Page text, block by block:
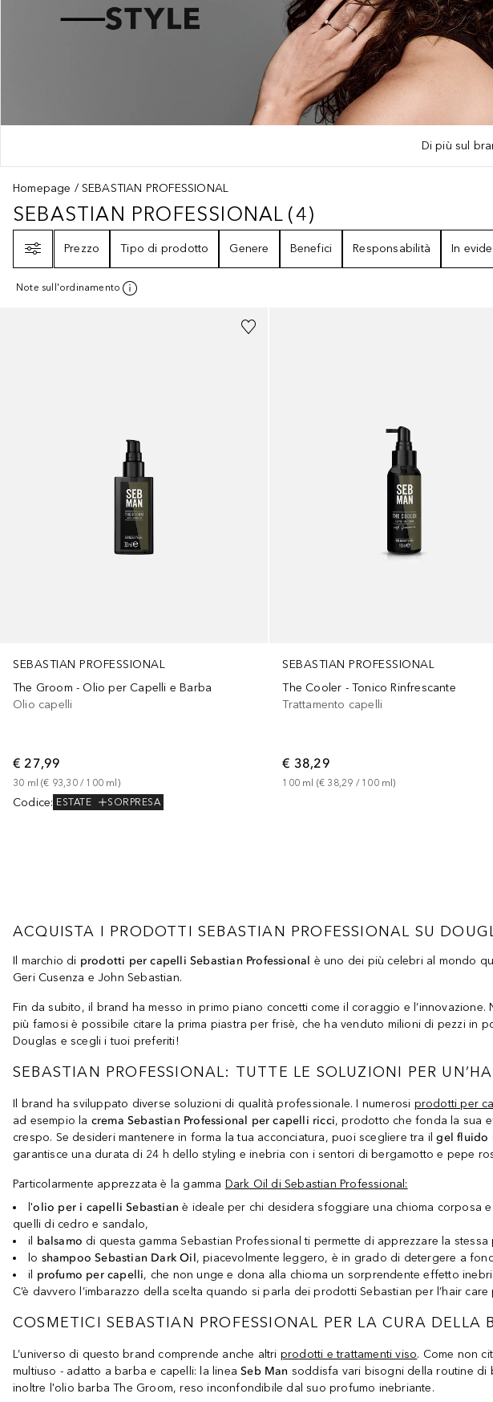
Di più sul
Homepage SEBASTIAN PROFESSIONAL
SEBASTIAN PROFESSIONAL4RISULTATI
SEBASTIAN PROFESSIONAL (4)
Prezzo
Tipo di prodotto Genere Benefici Responsabilità In
Note sull'ordinamento
SEBASTIAN PROFESSIONAL
The Groom - Olio per Capelli e Barba
Olio capelli
€ 27,99
30 ml (€ 93,30 / 100 ml)
Codice: ESTATE SORPRESA
SEBASTIAN PROFESSIONAL
The Cooler - Tonico Rinfrescante
Trattamento capelli
€ 38,29
100 ml (€ 38,29 / 100 ml)
ACQUISTA I PRODOTTI SEBASTIAN PROFESSIONAL SU
Il marchio di prodotti per capelli Sebastian Professional è uno dei più celebri al mondo
Geri Cusenza e John Sebastian.
Fin da subito, il brand ha messo in primo piano concetti come il coraggio e
più famosi è possibile citare la prima piastra per frisè, che ha venduto milioni di pezzi in
Douglas e scegli i tuoi preferiti!
SEBASTIAN PROFESSIONAL: TUTTE LE SOLUZIONI PER
Il brand ha sviluppato diverse soluzioni di qualità professionale. I numerosi prodotti per
ad esempio la crema Sebastian Professional per capelli ricci, prodotto che fonda la sua
crespo. Se desideri mantenere in forma la tua acconciatura, puoi scegliere tra ilgel fluido
garantisce una durata di 24 h dello styling e inebria con i sentori di bergamotto e pepe
Particolarmente apprezzata è la gamma Dark Oil di Sebastian Professional:
l'olio per i capelliSebastian è ideale per chi desidera sfoggiare una chioma corposa
quelli di cedro e sandalo,
il balsamo di questa gamma Sebastian Professional ti permette di apprezzare la
lo shampoo Sebastian Dark Oil, piacevolmente leggero, è in grado di detergere a
il profumo per capelli, che non unge e dona alla chioma un sorprendente effetto
C’è davvero l’imbarazzo della scelta quando si parla dei prodotti Sebastian per l’hair
COSMETICI SEBASTIAN PROFESSIONAL PER LA CURA DELLA
L’universo di questo brand comprende anche altri prodotti e trattamenti viso. Come non
multiuso - adatto a barba e capelli: la lineaSeb Man soddisfa vari bisogni della routine di
inoltre l'olio barba The Groom, reso inconfondibile dal suo profumo inebriante.